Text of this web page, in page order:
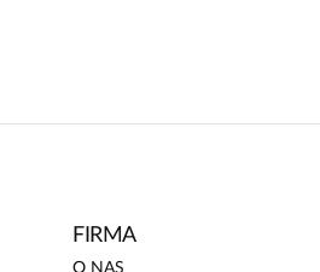
FIRMA
O NAS